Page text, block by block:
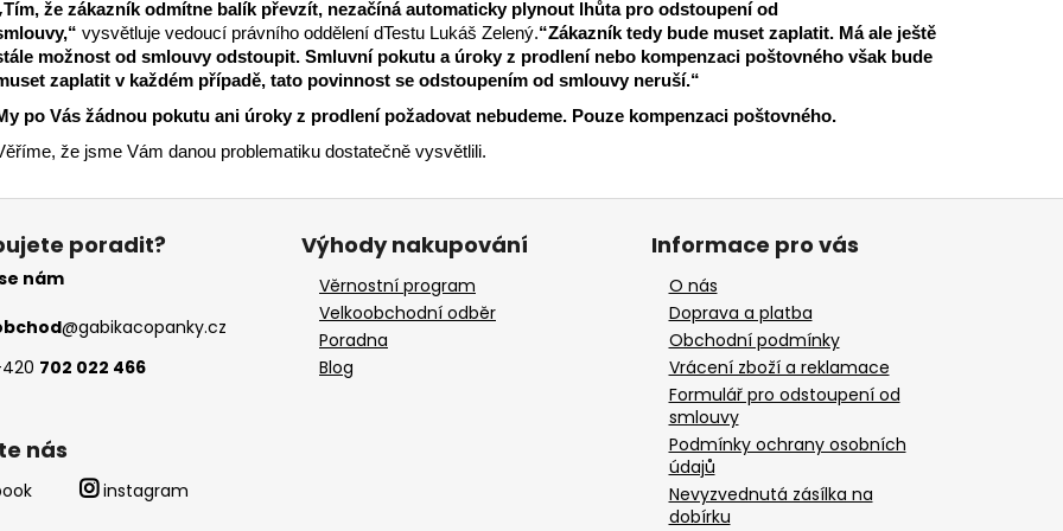
Tím, že zákazník odmítne balík převzít, nezačíná automaticky plynout lhůta pro odstoupení od
vysvětluje vedoucí právního oddělení dTestu Lukáš Zelený.“Zákazník tedy bude muset zaplatit. Má ale ještě
možnost od smlouvy odstoupit. Smluvní pokutu a úroky z prodlení nebo kompenzaci poštovného však bude
zaplatit v každém případě, tato povinnost se odstoupením od smlouvy neruší.“
po Vás žádnou pokutu ani úroky z prodlení požadovat nebudeme. Pouze kompenzaci poštovného.
že jsme Vám danou problematiku dostatečně vysvětlili.
poradit?
nám
@gabikacopanky.cz
702 022 466
nás
instagram
Výhody nakupování
Věrnostní program
Velkoobchodní odběr
Poradna
Blog
Informace pro vás
O nás
Doprava a platba
Obchodní podmínky
Vrácení zboží a reklamace
Formulář pro odstoupení od
smlouvy
Podmínky ochrany osobních
údajů
Nevyzvednutá zásílka na
dobírku